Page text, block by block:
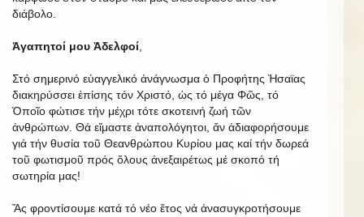
διάβολο.
Ἀγαπητοί μου Ἀδελφοί
Στό σημερινό εὐαγγελικό ἀνάγνωσμα ὁ Προφήτης Ἠσαϊας
διακηρύσσει ἐπίσης τόν Χριστό, ὡς τό μέγα Φῶς, τό
Ὁποῖο φώτισε τήν μέχρι τότε σκοτεινή ζωή τῶν
ἀνθρώπων. Θά εἴμαστε ἀναπολόγητοι, ἄν ἀδιαφορήσουμε
γιά τήν θυσία τοῦ Θεανθρώπου Κυρίου μας καί τήν δωρεά
τοῦ φωτισμοῦ πρός ὅλους ἀνεξαιρέτως μέ σκοπό τή
σωτηρία μας!
Ἄς φροντίσουμε κατά τό νέο ἔτος νά ἀνασυγκροτήσουμε